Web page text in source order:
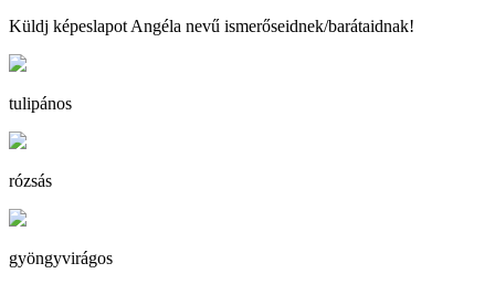
Küldj képeslapot Angéla nevű ismerőseidnek/barátaidnak!
tulipános
rózsás
gyöngyvirágos